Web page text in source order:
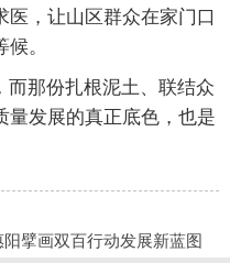
，让山区群众在家门口
。
那份扎根泥土、联结众
量发展的真正底色，也是
擘画双百行动发展新蓝图